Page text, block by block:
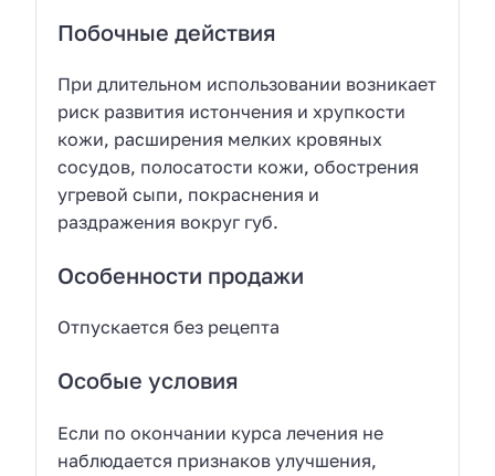
Побочные действия
При длительном использовании возникает
риск развития истончения и хрупкости
кожи, расширения мелких кровяных
сосудов, полосатости кожи, обострения
угревой сыпи, покраснения и
раздражения вокруг губ.
Особенности продажи
Отпускается без рецепта
Особые условия
Если по окончании курса лечения не
наблюдается признаков улучшения,